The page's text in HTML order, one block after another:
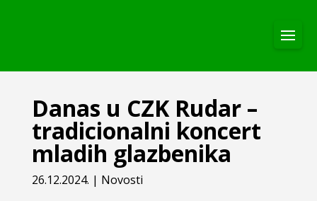
Danas u CZK Rudar –
tradicionalni koncert
mladih glazbenika
26.12.2024. | Novosti